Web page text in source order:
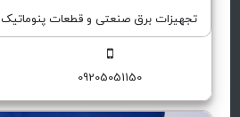
تجهیزات برق صنعتی و قطعات پنوماتیک
09205051150